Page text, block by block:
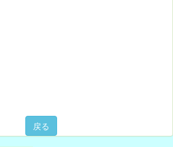
戻る